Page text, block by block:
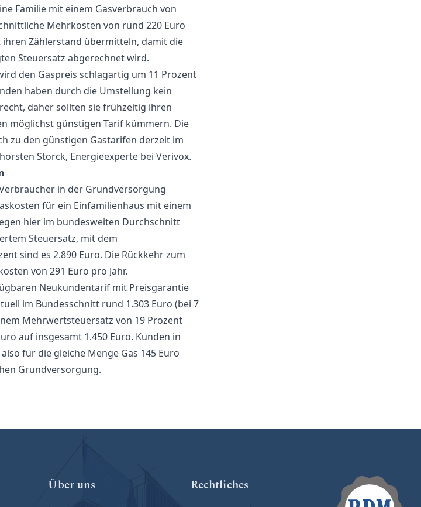
Familie mit einem Gasverbrauch von
Mehrkosten von rund 220 Euro
ihren Zählerstand übermitteln, damit die
Steuersatz abgerechnet wird.
den Gaspreis schlagartig um 11 Prozent
haben durch die Umstellung kein
daher sollten sie frühzeitig ihren
möglichst günstigen Tarif kümmern. Die
zu den günstigen Gastarifen derzeit im
Storck, Energieexperte bei Verivox.
in der Grundversorgung
für ein Einfamilienhaus mit einem
hier im bundesweiten Durchschnitt
Steuersatz, mit dem
sind es 2.890 Euro. Die Rückkehr zum
von 291 Euro pro Jahr.
Neukundentarif mit Preisgarantie
im Bundesschnitt rund 1.303 Euro (bei 7
Mehrwertsteuersatz von 19 Prozent
auf insgesamt 1.450 Euro. Kunden in
für die gleiche Menge Gas 145 Euro
Grundversorgung.
Über uns Rechtliches